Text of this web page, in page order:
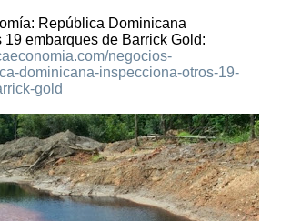
República Dominicana
19 embarques de Barrick Gold:
negocios-
dominicana-inspecciona-otros-19-
gold